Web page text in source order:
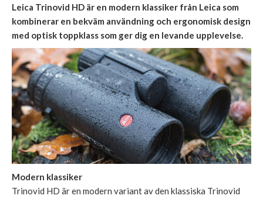
Leica Trinovid HD är en modern klassiker från Leica som
kombinerar en bekväm användning och ergonomisk design
med optisk toppklass som ger dig en levande upplevelse.
Modern klassiker
Trinovid HD är en modern variant av den klassiska Trinovid